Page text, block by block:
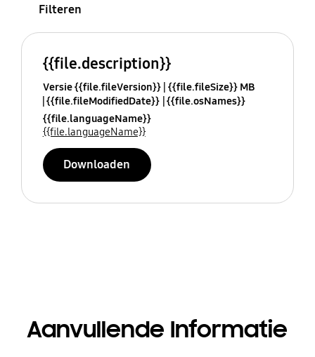
Filteren
{{file.description}}
Versie {{file.fileVersion}} {{file.fileSize}} MB
{{file.fileModifiedDate}} {{file.osNames}}
{{file.languageName}}
{{file.languageName}}
Downloaden
Aanvullende Informatie